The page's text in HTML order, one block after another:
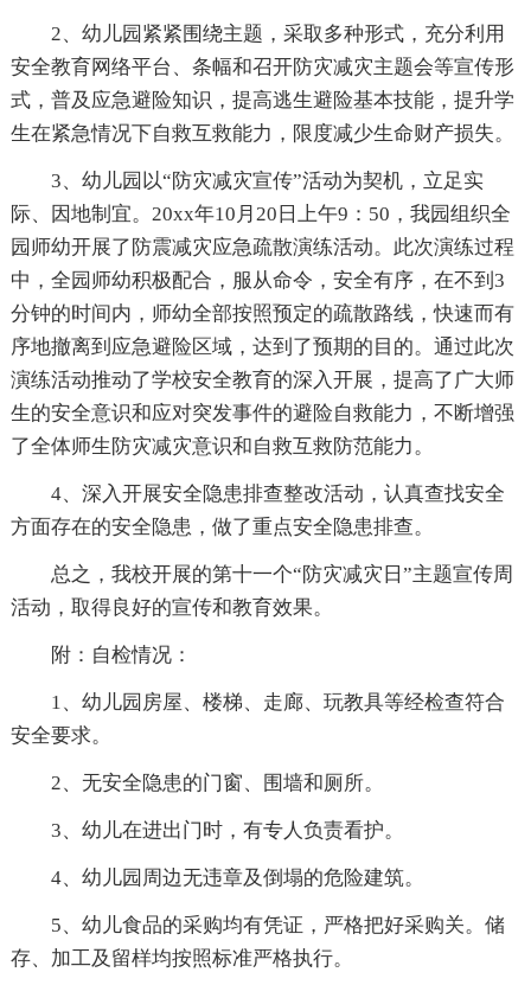
2、幼儿园紧紧围绕主题，采取多种形式，充分利用
安全教育网络平台、条幅和召开防灾减灾主题会等宣传形
式，普及应急避险知识，提高逃生避险基本技能，提升学
生在紧急情况下自救互救能力，限度减少生命财产损失。
3、幼儿园以“防灾减灾宣传”活动为契机，立足实
际、因地制宜。20xx年10月20日上午9：50，我园组织全
园师幼开展了防震减灾应急疏散演练活动。此次演练过程
中，全园师幼积极配合，服从命令，安全有序，在不到3
分钟的时间内，师幼全部按照预定的疏散路线，快速而有
序地撤离到应急避险区域，达到了预期的目的。通过此次
演练活动推动了学校安全教育的深入开展，提高了广大师
生的安全意识和应对突发事件的避险自救能力，不断增强
了全体师生防灾减灾意识和自救互救防范能力。
4、深入开展安全隐患排查整改活动，认真查找安全
方面存在的安全隐患，做了重点安全隐患排查。
总之，我校开展的第十一个“防灾减灾日”主题宣传周
活动，取得良好的宣传和教育效果。
附：自检情况：
1、幼儿园房屋、楼梯、走廊、玩教具等经检查符合
安全要求。
2、无安全隐患的门窗、围墙和厕所。
3、幼儿在进出门时，有专人负责看护。
4、幼儿园周边无违章及倒塌的危险建筑。
5、幼儿食品的采购均有凭证，严格把好采购关。储
存、加工及留样均按照标准严格执行。